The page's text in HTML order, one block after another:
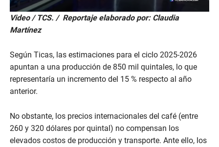
0
s
e
n
s
o
f
2
n
u
t
e
Video / TCS. / Reportaje elaborado por: Claudia
Martínez
Según Ticas, las estimaciones para el ciclo 2025-2026
apuntan a una producción de 850 mil quintales, lo que
representaría un incremento del 15 % respecto al año
anterior.
No obstante, los precios internacionales del café (entre
260 y 320 dólares por quintal) no compensan los
elevados costos de producción y transporte. Ante ello, los